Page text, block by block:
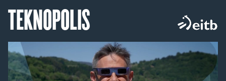
TEKNOPOLIS